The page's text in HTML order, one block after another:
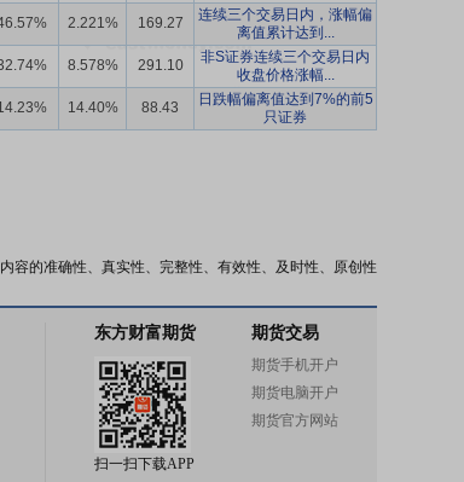
2.221% 169.27
连续三个交易日内，涨幅偏
离值累计达到...
8.578% 291.10
非S证券连续三个交易日内
收盘价格涨幅...
14.40% 88.43
日跌幅偏离值达到7%的前5
只证券
容的准确性、真实性、完整性、有效性、及时性、原创性